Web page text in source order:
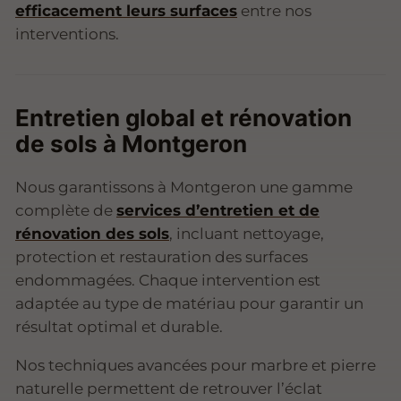
efficacement leurs surfaces entre nos
interventions.
Entretien global et rénovation
de sols à Montgeron
Nous garantissons à Montgeron une gamme
complète de services d’entretien et de
rénovation des sols, incluant nettoyage,
protection et restauration des surfaces
endommagées. Chaque intervention est
adaptée au type de matériau pour garantir un
résultat optimal et durable.
Nos techniques avancées pour marbre et pierre
naturelle permettent de retrouver l’éclat